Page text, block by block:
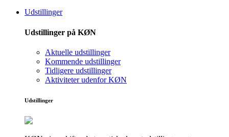
Udstillinger
Udstillinger på KØN
Aktuelle udstillinger
Kommende udstillinger
Tidligere udstillinger
Aktiviteter udenfor KØN
Udstillinger